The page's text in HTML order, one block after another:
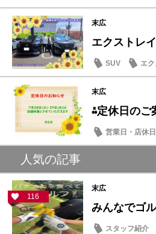
末広
エクストレ
SUV エ
末広
⁂定休日のご
営業日・店休日
人気の記事
116
末広
みんなでゴ
スタッフ紹介